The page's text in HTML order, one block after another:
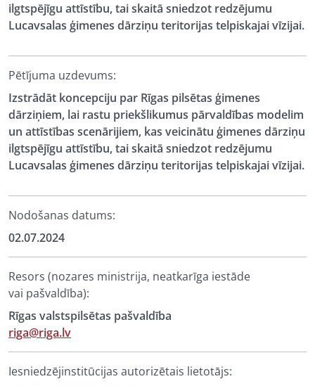
ilgtspējīgu attīstību, tai skaitā sniedzot redzējumu
Lucavsalas ģimenes dārziņu teritorijas telpiskajai vīzijai.
Pētījuma uzdevums:
Izstrādāt koncepciju par Rīgas pilsētas ģimenes
dārziņiem, lai rastu priekšlikumus pārvaldības modelim
un attīstības scenārijiem, kas veicinātu ģimenes dārziņu
ilgtspējīgu attīstību, tai skaitā sniedzot redzējumu
Lucavsalas ģimenes dārziņu teritorijas telpiskajai vīzijai.
Nodošanas datums:
02.07.2024
Resors (nozares ministrija, neatkarīga iestāde
vai pašvaldība):
Rīgas valstspilsētas pašvaldība
riga@riga.lv
Iesniedzējinstitūcijas autorizētais lietotājs: